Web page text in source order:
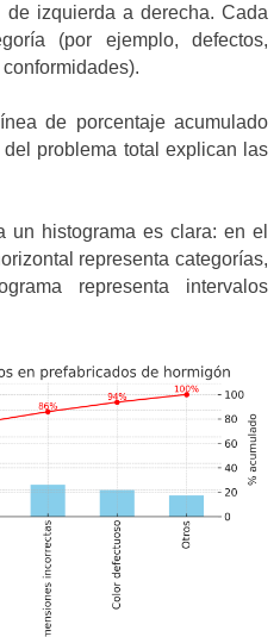
de izquierda a derecha. Cada
(por ejemplo, defectos,
de porcentaje acumulado
problema total explican las
un histograma es clara: en el
representa categorías,
representa intervalos